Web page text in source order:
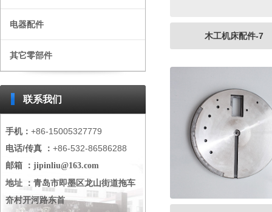
电器配件
其它零部件
联系我们
手机：+86-15005327779
电话/传真 ：+86-532-86586288
邮箱 ：jipinliu@163.com
地址 ：青岛市即墨区龙山街道拖车
夼村开河路东首
木工机床配件-7